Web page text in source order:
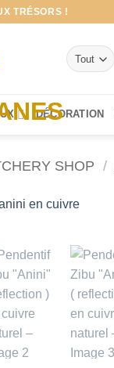
TRÉSORS !
DÉCORATION
SHOP /